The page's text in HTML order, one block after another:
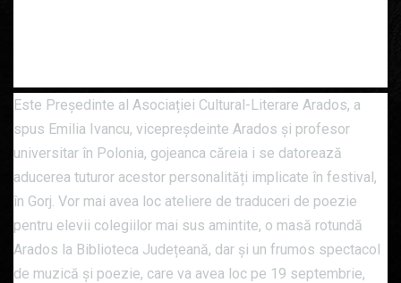
Este Președinte al Asociației Cultural-Literare Arados, a
spus Emilia Ivancu, vicepreșdeinte Arados și profesor
universitar în Polonia, gojeanca căreia i se datorează
aducerea tuturor acestor personalități implicate în festival,
în Gorj. Vor mai avea loc ateliere de traduceri de poezie
pentru elevii colegiilor mai sus amintite, o masă rotundă
Arados la Biblioteca Județeană, dar și un frumos spectacol
de muzică și poezie, care va avea loc pe 19 septembrie,